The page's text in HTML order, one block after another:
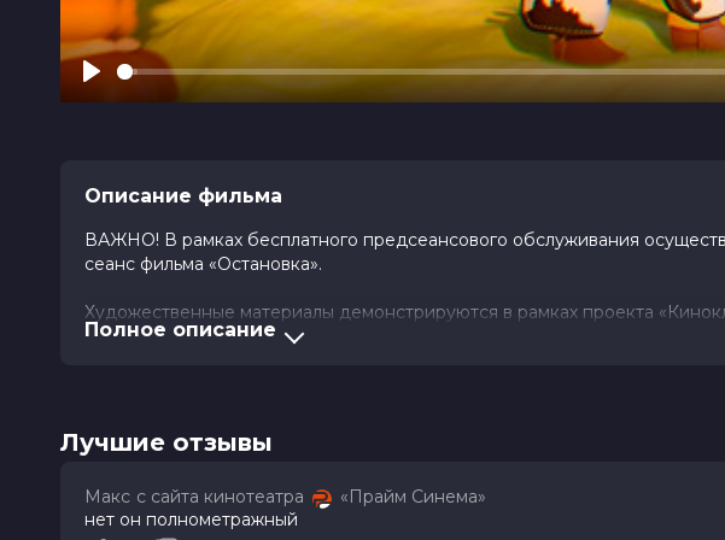
Play
Описание фильма
ВАЖНО! В рамках бесплатного предсеансового обслуживания
сеанс фильма «Остановка».
Художественные материалы демонстрируются в рамках проекта
доступна только онлайн.
Год
2026
Страна
Россия
Полное описание
Лучшие отзывы
Макс с сайта кинотеатра «Прайм Синема»
нет он полнометражный